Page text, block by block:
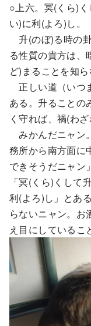
○上六。冥(くら)
い)に利(よろ)し。
升(のぼ)る時の
る性質の貴方は、
ど)まることを知ら
正しい道（いつ
ある。升ることの
く守れば、禍(わ
みかんだニャン
務所から南方面に
できそうだニャン
「冥(くら)くして
利(よろ)し」とあ
らないニャン。お
え目にしているこ